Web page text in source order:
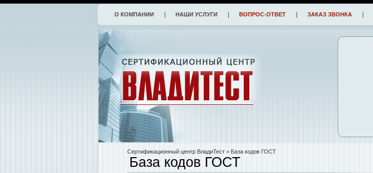
О КОМПАНИИ НАШИ УСЛУГИ ВОПРОС-ОТВЕТ ЗАКАЗ ЗВОНКА
Сертификационный центр ВладиТест > База кодов ГОСТ
База кодов ГОСТ